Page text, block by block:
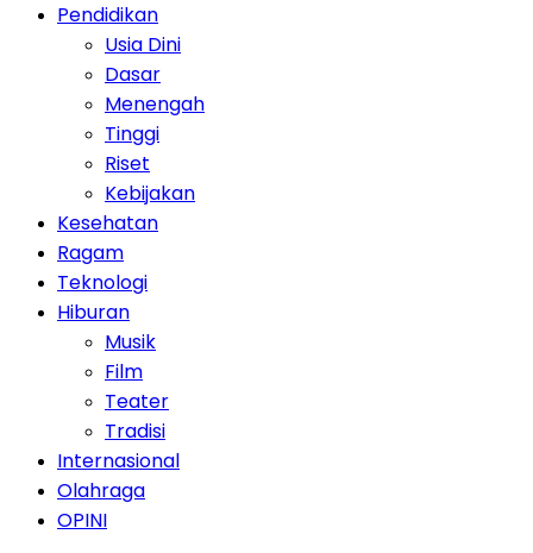
Pendidikan
Usia Dini
Dasar
Menengah
Tinggi
Riset
Kebijakan
Kesehatan
Ragam
Teknologi
Hiburan
Musik
Film
Teater
Tradisi
Internasional
Olahraga
OPINI